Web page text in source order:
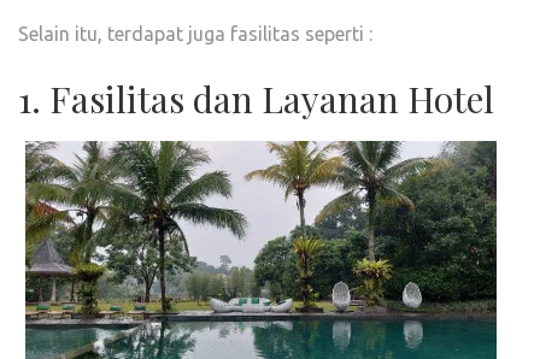
Selain itu, terdapat juga fasilitas seperti :
1. Fasilitas dan Layanan Hotel